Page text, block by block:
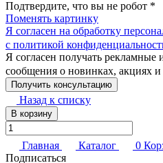
Подтвердите, что вы не робот *
Поменять картинку
Я согласен на обработку
с политикой
Я согласен получать
сообщения о новинках, акциях
Назад к списку
В корзину
Главная Каталог 0
Подписаться